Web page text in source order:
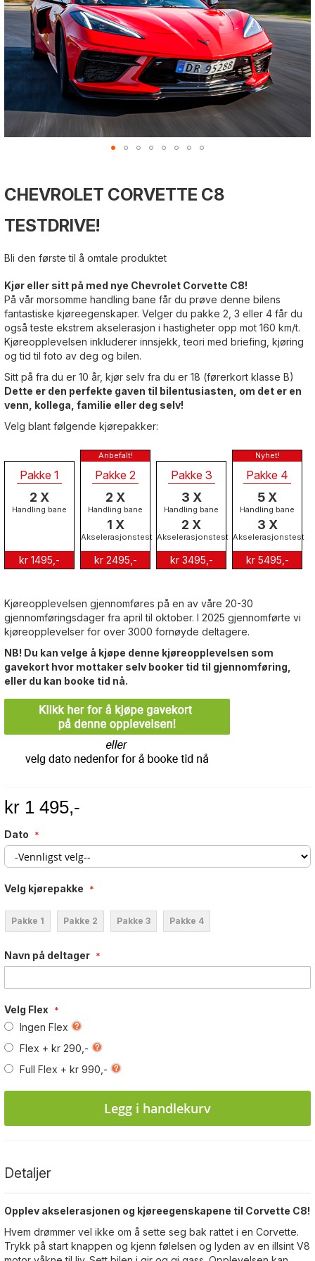
begynnelsen
bildegalleri
slutten
bildegalleri
begynnelsen
bildegalleri
CHEVROLET CORVETTE C8
TESTDRIVE!
Bli den første til å omtale produktet
Kjør eller sitt på med nye Chevrolet Corvette C8!
På vår morsomme handling bane får du prøve denne bilens
fantastiske kjøreegenskaper. Velger du pakke 2, 3 eller 4 får du
også teste ekstrem akselerasjon i hastigheter opp mot 160 km/t.
Kjøreopplevelsen inkluderer innsjekk, teori med briefing, kjøring
og tid til foto av deg og bilen.
Sitt på fra du er 10 år, kjør selv fra du er 18 (førerkort klasse B)
Dette er den perfekte gaven til bilentusiasten, om det er en
venn, kollega, familie eller deg selv!
Velg blant følgende kjørepakker:
Pakke 1
2 X
Handling bane
kr 1495,-
Pakke 2
2 X
Handling bane
1 X
Akselerasjonstest
kr 2495,-
Pakke 3
3 X
Handling bane
2 X
Akselerasjonstest
kr 3495,-
Pakke 4
5 X
Handling bane
3 X
Akselerasjonstest
kr 5495,-
Kjøreopplevelsen gjennomføres på en av våre 20-30
gjennomføringsdager fra april til oktober. I 2025 gjennomførte vi
kjøreopplevelser for over 3000 fornøyde deltagere.
NB! Du kan velge å kjøpe denne kjøreopplevelsen som
gavekort hvor mottaker selv booker tid til gjennomføring,
eller du kan booke tid nå.
kr 1 495,-
Dato
Velg kjørepakke
Pakke 1 Pakke 2 Pakke 3 Pakke 4
Navn på deltager
Velg Flex
Ingen Flex
Flex + kr 290,-
Full Flex + kr 990,-
Legg i handlekurv
Detaljer
Opplev akselerasjonen og kjøreegenskapene til Corvette C8!
Hvem drømmer vel ikke om å sette seg bak rattet i en Corvette.
Trykk på start knappen og kjenn følelsen og lyden av en illsint V8